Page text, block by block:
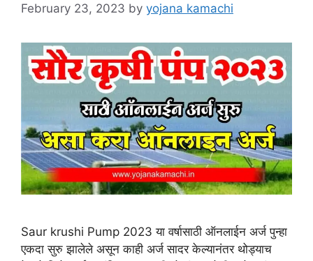
February 23, 2023 by yojana kamachi
Saur krushi Pump 2023 या वर्षासाठी ऑनलाईन अर्ज पुन्हा
एकदा सुरु झालेले असून काही अर्ज सादर केल्यानंतर थोड्याच